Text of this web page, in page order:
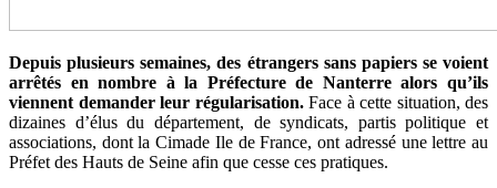
Depuis plusieurs semaines, des étrangers sans papiers se voient
arrêtés en nombre à la Préfecture de Nanterre alors qu’ils
viennent demander leur régularisation.Face à cette situation, des
dizaines d’élus du département, de syndicats, partis politique et
associations, dont la Cimade Ile de France, ont adressé une lettre au
Préfet des Hauts de Seine afin que cesse ces pratiques.